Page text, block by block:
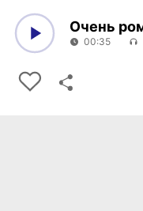
Очень
00:35